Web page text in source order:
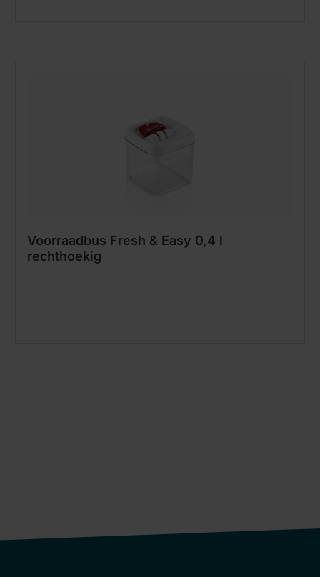
Voorraadbus Fresh & Easy 0,4 l
rechthoekig